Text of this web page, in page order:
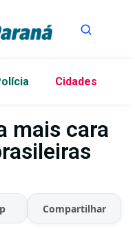
Cidades
mais cara
Compartilhar